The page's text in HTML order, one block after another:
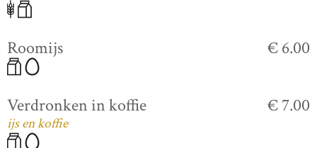
Roomijs € 6.00
Verdronken in koffie
ijs en koffie
€ 7.00